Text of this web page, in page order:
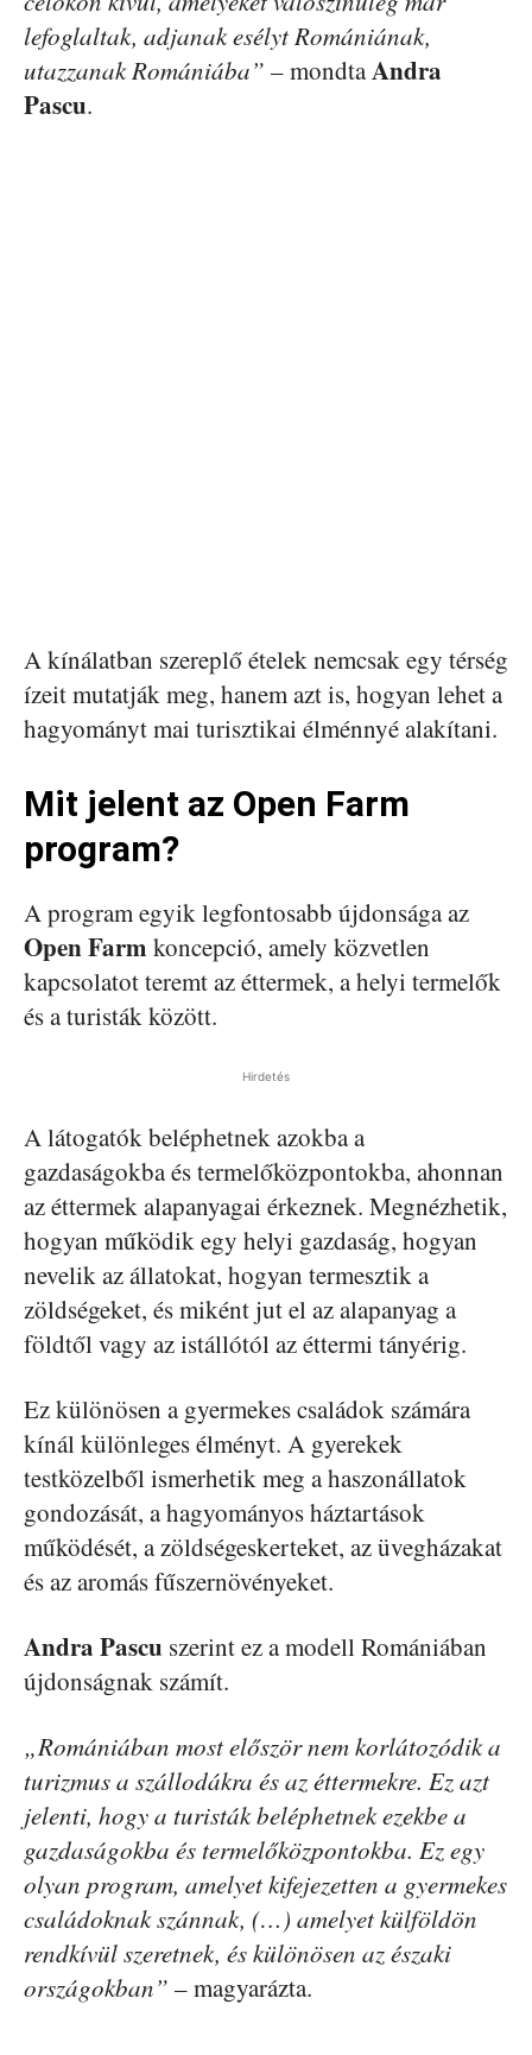
lefoglaltak, adjanak esélyt Romániának,
utazzanak Romániába” – mondtaAndra
Pascu.
A kínálatban szereplő ételek nemcsak egy térség
ízeit mutatják meg, hanem azt is, hogyan lehet a
hagyományt mai turisztikai élménnyé alakítani.
Mit jelent az Open Farm
program?
A program egyik legfontosabb újdonsága az
Open Farm koncepció, amely közvetlen
kapcsolatot teremt az éttermek, a helyi termelők
és a turisták között.
Hirdetés
A látogatók beléphetnek azokba a
gazdaságokba és termelőközpontokba, ahonnan
az éttermek alapanyagai érkeznek. Megnézhetik,
hogyan működik egy helyi gazdaság, hogyan
nevelik az állatokat, hogyan termesztik a
zöldségeket, és miként jut el az alapanyag a
földtől vagy az istállótól az éttermi tányérig.
Ez különösen a gyermekes családok számára
kínál különleges élményt. A gyerekek
testközelből ismerhetik meg a haszonállatok
gondozását, a hagyományos háztartások
működését, a zöldségeskerteket, az üvegházakat
és az aromás fűszernövényeket.
Andra Pascu szerint ez a modell Romániában
újdonságnak számít.
„Romániában most először nem korlátozódik a
turizmus a szállodákra és az éttermekre. Ez azt
jelenti, hogy a turisták beléphetnek ezekbe a
gazdaságokba és termelőközpontokba. Ez egy
olyan program, amelyet kifejezetten a gyermekes
családoknak szánnak, (…) amelyet külföldön
rendkívül szeretnek, és különösen az északi
országokban” – magyarázta.